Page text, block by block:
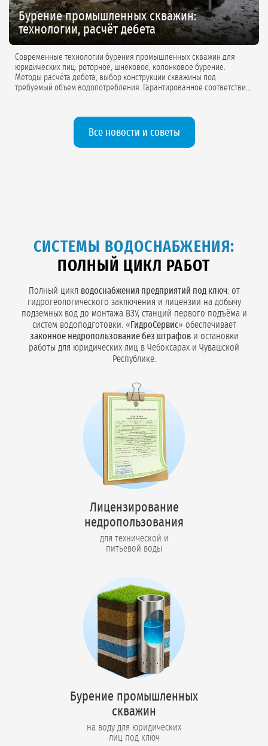
Бурение промышленных скважин:
технологии, расчёт дебета
Современные технологии бурения промышленных скважин для
юридических лиц: роторное, шнековое, колонковое бурение.
Методы расчёта дебета, выбор конструкции скважины под
требуемый объем водопотребления. Гарантированное соответствие
Все новости и советы
СИСТЕМЫ ВОДОСНАБЖЕНИЯ:
ПОЛНЫЙ ЦИКЛ РАБОТ
Полный цикл водоснабжения предприятий под ключ: от
гидрогеологического заключения и лицензии на добычу
подземных вод до монтажа ВЗУ, станций первого подъёма и
систем водоподготовки. «ГидроСервис» обеспечивает
законное недропользование без штрафови остановки
работы для юридических лиц в Чебоксарах и Чувашской
Республике.
Лицензирование
недропользования
для технической и
питьевой воды
Бурение промышленных
скважин
на воду для юридических
лиц под ключ